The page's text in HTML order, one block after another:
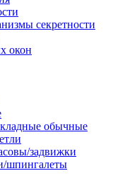
секретности
окон
обычные
задвижки
шпингалеты